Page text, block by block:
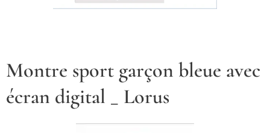
Montre sport garçon bleue avec
écran digital _ Lorus